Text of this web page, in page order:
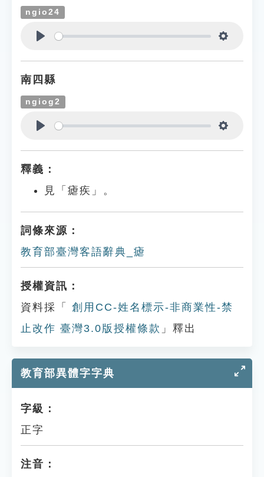
ngio24
南四縣
ngiog2
釋義：
見「瘧疾」。
詞條來源：
教育部臺灣客語辭典_瘧
授權資訊：
資料採「
創用CC-姓名標示-非商業性-禁
止改作 臺灣3.0版授權條款 」釋出
教育部異體字字典
字級：
正字
注音：